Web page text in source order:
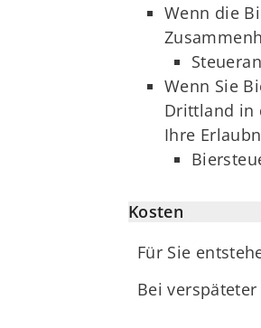
Wenn die
Wenn Sie
Drittland in
Ihre
Kosten
Für Sie
Bei